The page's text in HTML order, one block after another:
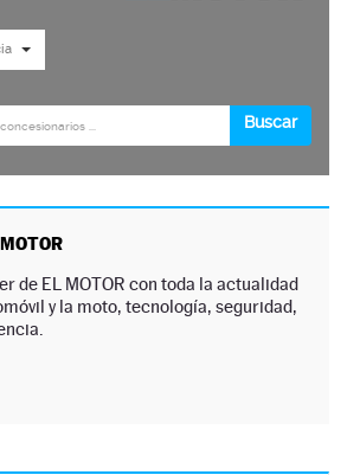
MOTOR
de EL MOTOR con toda la actualidad
y la moto, tecnología, seguridad,